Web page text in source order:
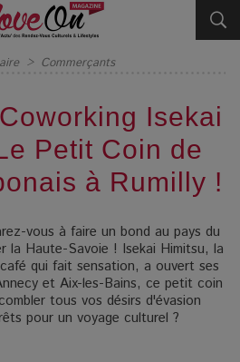
> Commerçants
Isekai
Petit Coin de
à Rumilly !
vous à faire un bond au pays du
la Haute-Savoie ! Isekai Himitsu, la
qui fait sensation, a ouvert ses
et Aix-les-Bains, ce petit coin
tous vos désirs d'évasion
pour un voyage culturel ?